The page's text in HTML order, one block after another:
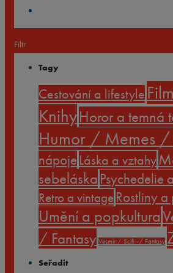
Filtr
Tagy
Cestování a lifestyle
KnihyHoror a temná
Humor / Memes /
nápoje Láska a vztahy
sebeláska Psychedelie
Retro a vintage Rostliny
Umění a popkultura
/ Fantasy Vesmír / Scifi -/ Fantasy
Seřadit